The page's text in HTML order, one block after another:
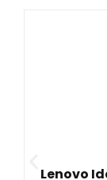
Lenovo